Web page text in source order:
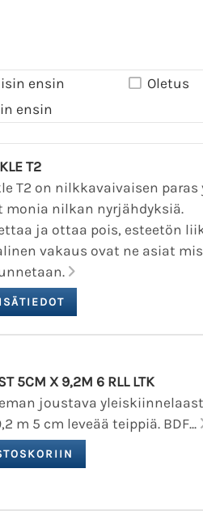
ensin
ensin
Oletus
T2
T2 on nilkkavaivaisen paras
monia nilkan nyrjähdyksiä.
ja ottaa pois, esteetön
vakaus ovat ne asiat
5CM X 9,2M 6 RLL LTK
joustava
m 5 cm leveää teippiä. BDF...